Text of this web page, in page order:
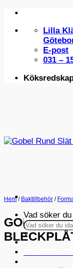
Skip
content
Lilla
E-post
031 –
Vad söker
×
Hem / Baktillbehör /
GOBEL